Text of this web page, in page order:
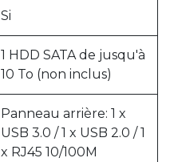
Si
1 HDD SATA de jusqu'à
10 To (non inclus)
Panneau arrière: 1 x
USB 3.0 / 1 x USB 2.0 / 1
x RJ45 10/100M